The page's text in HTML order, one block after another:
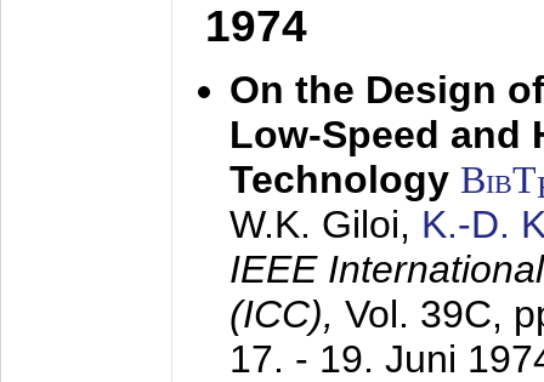
1974
On the Design
Low-Speed and
Technology BibT
W.K. Giloi, K.-D.
IEEE
(ICC), Vol. 39C,
17. - 19. Juni